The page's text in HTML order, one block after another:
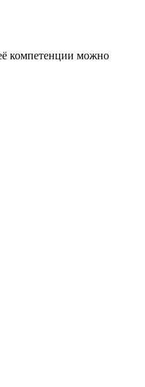
компетенции можно